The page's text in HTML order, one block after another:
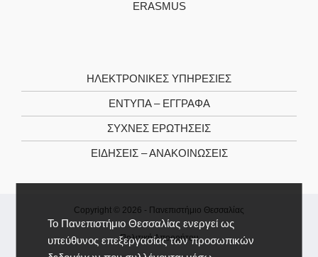
Το Πανεπιστήμιο Θεσσαλίας ενεργεί ως
υπεύθυνος επεξεργασίας των προσωπικών
ERASMUS
ΗΛΕΚΤΡΟΝΙΚΕΣ ΥΠΗΡΕΣΙΕΣ
ΕΝΤΥΠΑ – ΕΓΓΡΑΦΑ
ΣΥΧΝΕΣ ΕΡΩΤΗΣΕΙΣ
ΕΙΔΗΣΕΙΣ – ΑΝΑΚΟΙΝΩΣΕΙΣ
Copyright © 2026 - Πανεπιστήμιο Θεσσαλίας
Πολιτική Απορρήτου